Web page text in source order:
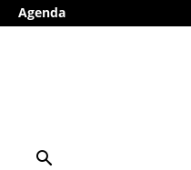
Agenda